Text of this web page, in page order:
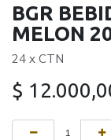
BGR
MELON
24 x CTN
$